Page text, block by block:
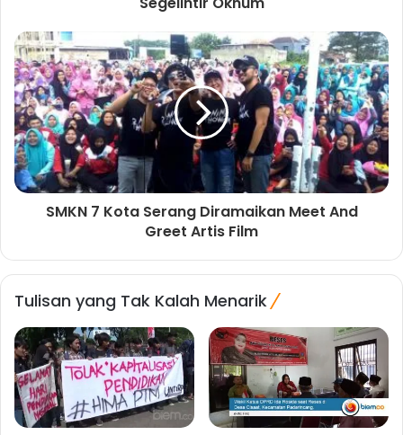
SMKN 7 Kota Serang Diramaikan Meet And
Greet Artis Film
Tulisan yang Tak Kalah Menarik